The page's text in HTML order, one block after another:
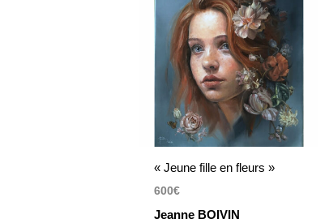
« Jeune fille en fleurs »
600€
Jeanne BOIVIN